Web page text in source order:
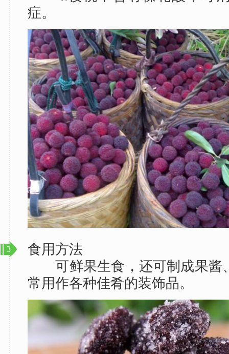
症。
3
食用方法
可鲜果生食，还可制成果酱
常用作各种佳肴的装饰品。